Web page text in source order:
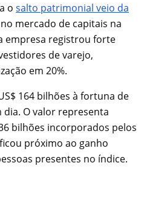
o salto patrimonial veio da
mercado de capitais na
empresa registrou forte
de varejo,
em 20%.
164 bilhões à fortuna de
dia. O valor representa
bilhões incorporados pelos
próximo ao ganho
presentes no índice.